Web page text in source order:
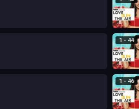
1 - 44
1 - 46